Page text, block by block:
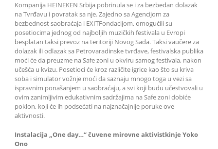
Kompanija HEINEKEN Srbija pobrinula se i za bezbedan dolazak
na Tvrđavu i povratak sa nje. Zajedno sa Agencijom za
bezbednost saobraćaja i EXITFondacijom, omogućili su
posetiocima jednog od najboljih muzičkih festivala u Evropi
besplatan taksi prevoz na teritoriji Novog Sada. Taksi vaučere za
dolazak ili odlazak sa Petrovaradinske tvrđave, festivalska publika
moći će da preuzme na Safe zoni u okviru samog festivala, nakon
učešća u kvizu. Posetioci će kroz različite igrice kao što su kriva
soba i simulator vožnje moći da saznaju mnogo toga u vezi sa
ispravnim ponašanjem u saobraćaju, a svi koji budu učestvovali u
ovim zanimljivim edukativnim sadržajima na Safe zoni dobiće
poklon, koji će ih podsećati na najznačajnije poruke ove
aktivnosti.
Instalacija „One day…“ čuvene mirovne aktivistkinje Yoko
Ono